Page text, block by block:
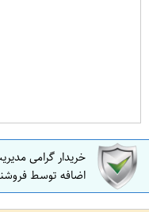
خریدار گرامی
اضافه توسط